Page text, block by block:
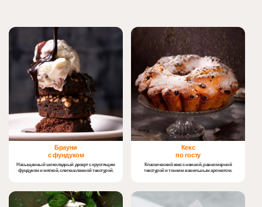
Брауни
с фундуком
Насыщенный шоколадный десерт с хрустящим
фундуком и мягкой, слегка влажной текстурой.
Кекс
по госту
Классический кекс с нежной, равномерной
текстурой и тонким ванильным ароматом.